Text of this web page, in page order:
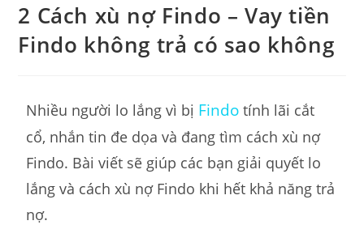
2 Cách xù nợ Findo – Vay tiền
Findo không trả có sao không
Nhiều người lo lắng vì bị Findo tính lãi cắt
cổ, nhắn tin đe dọa và đang tìm cách xù nợ
Findo. Bài viết sẽ giúp các bạn giải quyết lo
lắng và cách xù nợ Findo khi hết khả năng trả
nợ.